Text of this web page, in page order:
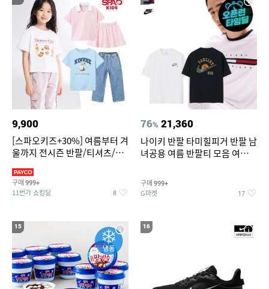
9,900
[스파오키즈+30%] 여름부터 겨
울까지 전시즌 반팔/티셔츠/셋
구매 999+
11번가 쇼킹딜 8
76% 21,360
나이키 반팔 타미힐피거 반팔 남
녀공용 여름 반팔티 모음 여름
구매 999+
G마켓 17
15 16